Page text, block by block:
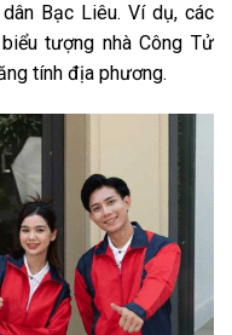
Bạc Liêu. Ví dụ, các
tượng nhà Công Tử
tính địa phương.